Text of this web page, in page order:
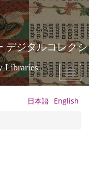
デジタルコレクシ
Libraries
Toggle
日本語 English